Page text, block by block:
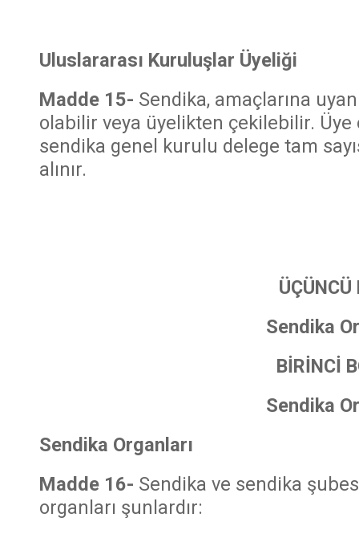
Uluslararası Kuruluşlar Üyeliği
Madde 15- Sendika, amaçlarına
olabilir veya üyelikten çekilebilir.
sendika genel kurulu delege tam
alınır.
Sendika
BİRİNCİ
Sendika
Sendika Organları
Madde 16- Sendika ve sendika
organları şunlardır: